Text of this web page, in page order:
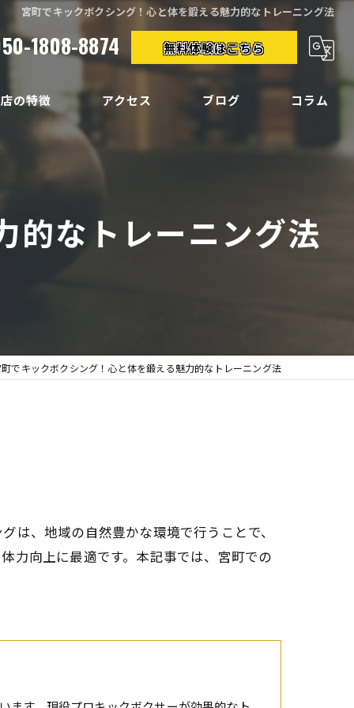
宮町でキックボクシング！心と体を鍛える魅力的なトレーニング法
1808-8874 無料体験はこちら
の特徴
メイク
アクセス ブログ コラム
的なトレーニング法
でキックボクシング！心と体を鍛える魅力的なトレーニング法
は、地域の自然豊かな環境で行うことで、
力向上に最適です。本記事では、宮町での